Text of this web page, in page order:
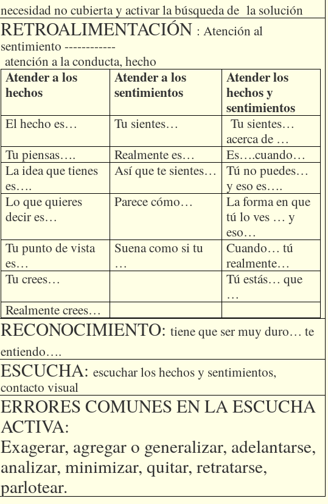
necesidad no cubierta y activar la búsqueda de la solución
RETROALIMENTACIÓN : Atención al
sentimiento ------------
atención a la conducta, hecho
Atender a los
hechos
Atender a los
sentimientos
Atender los
hechos y
sentimientos
El hecho es… Tu sientes…
Tu sientes…
acerca de …
Tu piensas….
Realmente es…
Es….cuando…
La idea que tienes
es….
Así que te sientes…
Tú no puedes…
y eso es….
Lo que quieres
decir es…
Parece cómo…
La forma en que
tú lo ves … y
eso…
Tu punto de vista
es…
Suena como si tu
…
Cuando… tú
realmente…
Tu crees…
Tú estás… que
…
Realmente crees…
RECONOCIMIENTO: tiene que ser muy duro… te
entiendo….
ESCUCHA: escuchar los hechos y sentimientos,
contacto visual
ERRORES COMUNES EN LA ESCUCHA
ACTIVA:
Exagerar, agregar o generalizar, adelantarse,
analizar, minimizar, quitar, retratarse,
parlotear.